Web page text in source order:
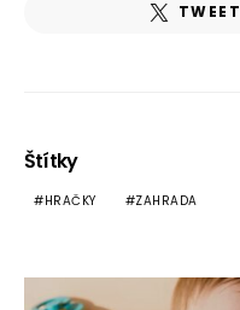
TWEET
Štítky
HRAČKY ZAHRADA